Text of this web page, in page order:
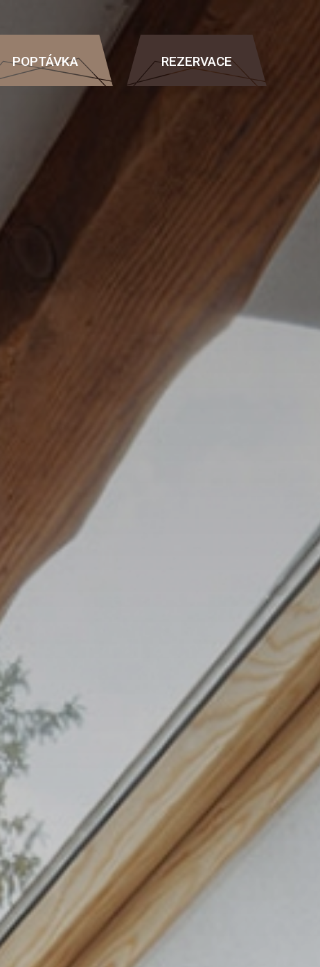
POPTÁVKA REZERVACE